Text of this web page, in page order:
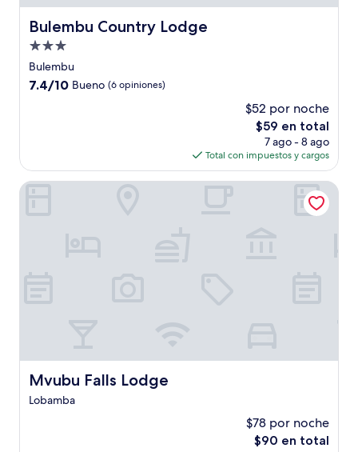
Bulembu Country Lodge
Bulembu Country Lodge
Propiedad
de
3.0
Bulembu
7.4
7.4/10 Bueno (6 opiniones)
$52 por noche
El
precio
actual
es
de
$59 en total
7 ago - 8 ago
Total con impuestos y cargos
Mvubu Falls Lodge
Mvubu Falls Lodge
Lobamba
$78 por noche
El
$90 en total
Mvubu Falls Lodge